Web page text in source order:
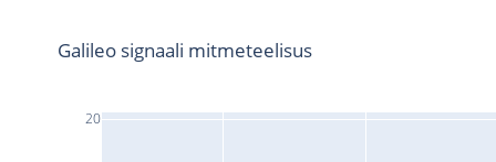
20
Galileo signaali mitmeteelisus